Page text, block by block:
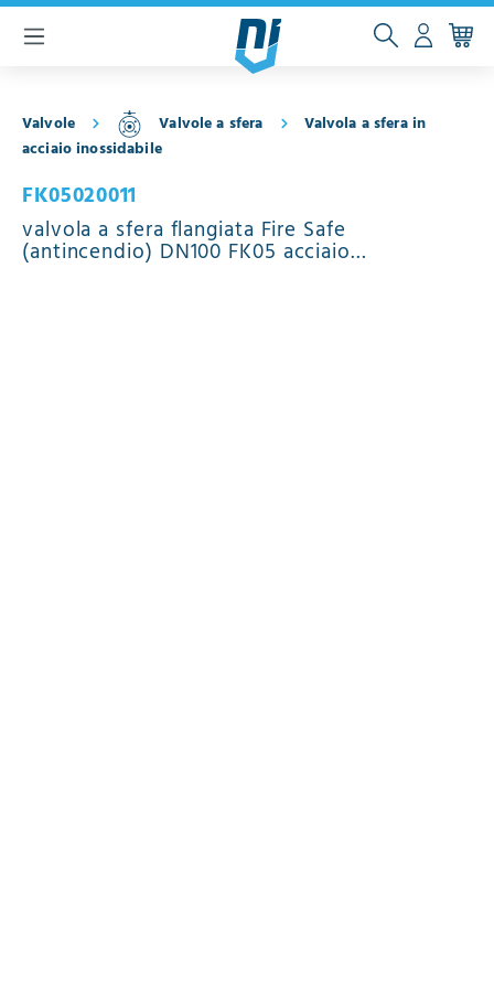
principale
Valvole Valvole a sfera
Valvola a sfera in
acciaio inossidabile
FK05020011
valvola a sfera flangiata Fire Safe
(antincendio) DN100 FK05 acciaio